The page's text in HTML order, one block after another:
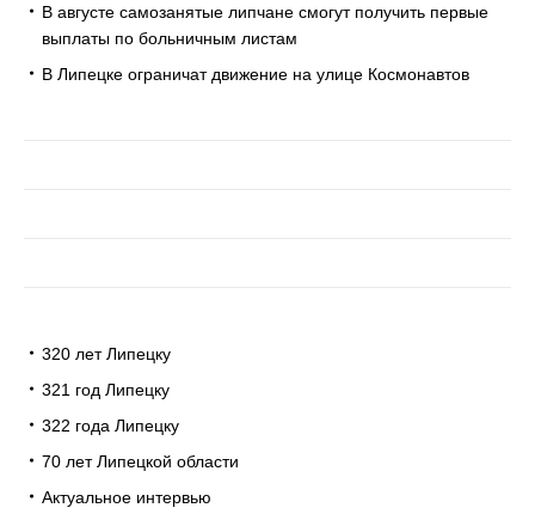
В августе самозанятые липчане смогут получить первые
выплаты по больничным листам
В Липецке ограничат движение на улице Космонавтов
320 лет Липецку
321 год Липецку
322 года Липецку
70 лет Липецкой области
Актуальное интервью